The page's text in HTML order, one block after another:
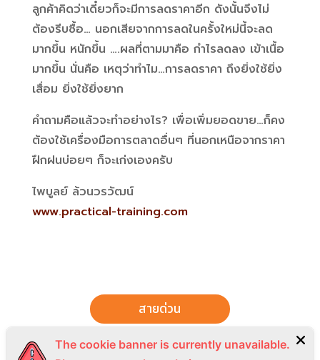
ลูกค้าคิดว่าเดี๋ยวก็จะมีการลดราคาอีก ดังนั้นจึงไม่
ต้องรีบซื้อ… นอกเสียจากการลดในครั้งใหม่นี้จะลด
มากขึ้น หนักขึ้น ….ผลที่ตามมาคือ กำไรลดลง เข้าเนื้อ
มากขึ้น นั่นคือ เหตุว่าทำไม…การลดราคา ถึงยิ่งใช้ยิ่ง
เสื่อม ยิ่งใช้ยิ่งยาก
คำถามคือแล้วจะทำอย่างไร? เพื่อเพิ่มยอดขาย…ก็คง
ต้องใช้เครื่องมือการตลาดอื่นๆ ที่นอกเหนือจากราคา
ฝึกฝนบ่อยๆ ก็จะเก่งเองครับ
ไพบูลย์ ล้วนวรวัฒน์
www.practical-training.com
สายด่วน
The cookie banner is currently unavailable.